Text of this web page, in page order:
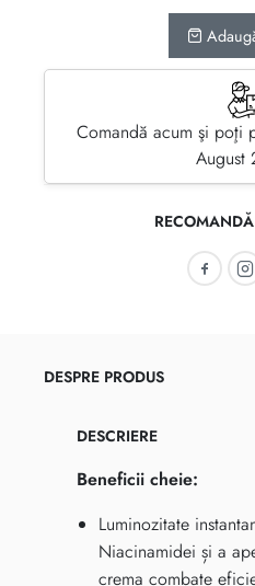
Comandă acum şi poţi
August
DESPRE PRODUS
DESCRIERE
Beneficii cheie:
Luminozitate
Niacinamidei și a
crema combate